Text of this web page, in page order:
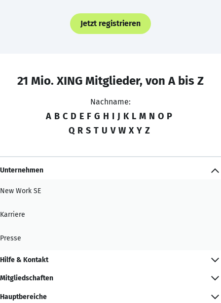
Jetzt registrieren
21 Mio. XING Mitglieder, von A bis Z
Nachname:
A B C D E F G H I J K L M N O P
Q R S T U V W X Y Z
Unternehmen
New Work SE
Karriere
Presse
Hilfe & Kontakt
Mitgliedschaften
Hauptbereiche